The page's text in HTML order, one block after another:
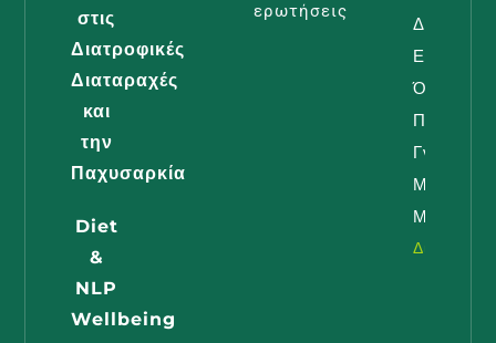
στις
Διατροφικές
Διαταραχές
και
την
Παχυσαρκία
Diet
&
NLP
Wellbeing
ερωτήσεις
Διατροφή
Όλα Όσα
Πρέπει
Γνωρίζει
Μαμά
Διαβάστε